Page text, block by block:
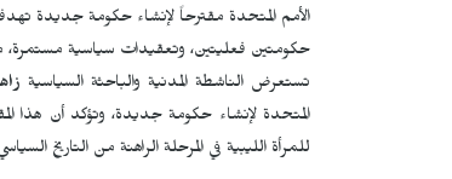
الأمم المتحدة مقترحاً لإنشاء حكومة جديدة
حكومتين فعليتين، وتعقيدات سياسية مستمرة،
تستعرض الناشطة المدنية والباحثة السياسية
المتحدة لإنشاء حكومة جديدة، وتؤكد أن هذا
للمرأة الليبية في المرحلة الراهنة من التاريخ